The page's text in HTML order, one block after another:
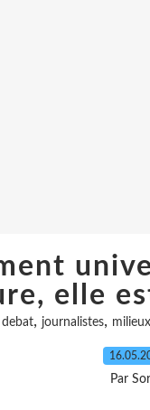
elle
debat, journalistes, milieux
Par